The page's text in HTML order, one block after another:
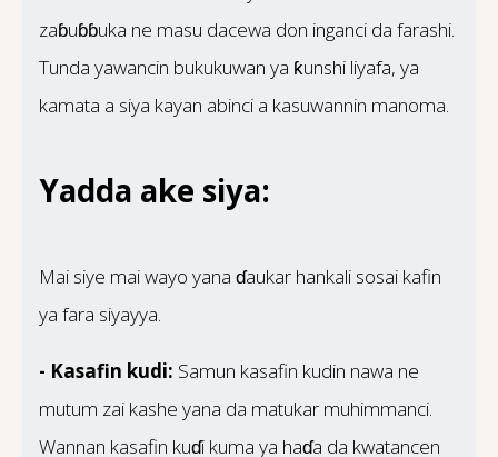
zaɓuɓɓuka ne masu dacewa don inganci da farashi.
Tunda yawancin bukukuwan ya ƙunshi liyafa, ya
kamata a siya kayan abinci a kasuwannin manoma.
Yadda ake siya:
Mai siye mai wayo yana ɗaukar hankali sosai kafin
ya fara siyayya.
- Kasafin kudi: Samun kasafin kudin nawa ne
mutum zai kashe yana da matukar muhimmanci.
Wannan kasafin kuɗi kuma ya haɗa da kwatancen